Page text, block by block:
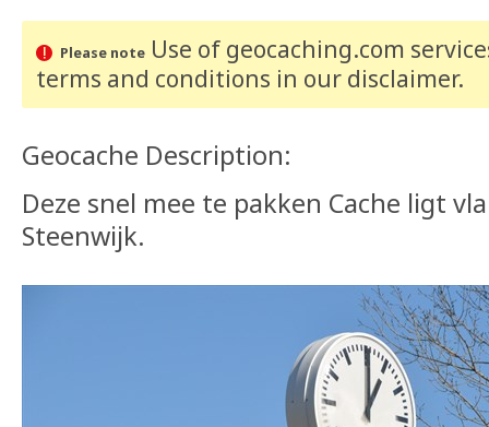
Please noteUse of geocaching.com
terms and conditions in our disclaimer.
Geocache Description:
Deze snel mee te pakken Cache ligt
Steenwijk.